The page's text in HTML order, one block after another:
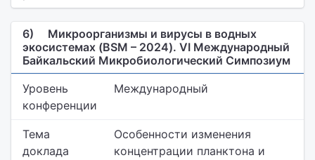
6)
Микроорганизмы и вирусы в водных
экосистемах (BSM – 2024). VI Международный
Байкальский Микробиологический Симпозиум
Уровень
конференции
Международный
Тема
доклада
Особенности изменения
концентрации планктона и